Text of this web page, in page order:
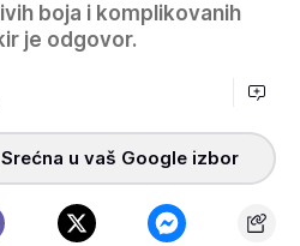
boja i komplikovanih
je odgovor.
u vaš Google izbor